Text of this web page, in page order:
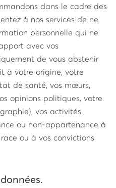
dans le cadre des
à nos services de ne
personnelle qui ne
avec vos
de vous abstenir
à votre origine, votre
de santé, vos mœurs,
opinions politiques, votre
vos activités
ou non-appartenance à
ou à vos convictions